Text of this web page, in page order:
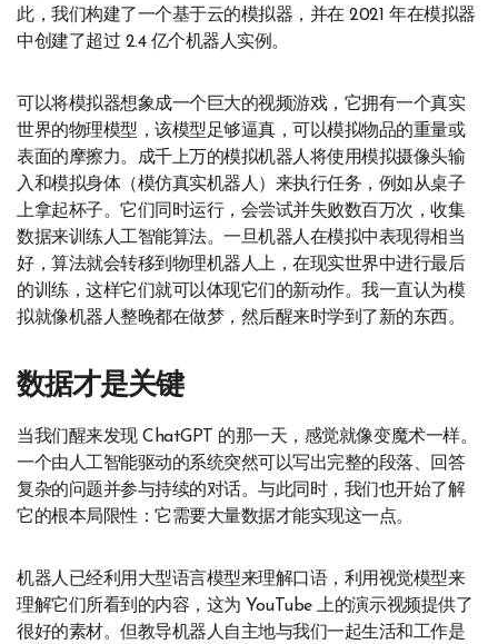
此，我们构建了一个基于云的模拟器，并在 2021 年在模拟器
中创建了超过 2.4 亿个机器人实例。
可以将模拟器想象成一个巨大的视频游戏，它拥有一个真实
世界的物理模型，该模型足够逼真，可以模拟物品的重量或
表面的摩擦力。成千上万的模拟机器人将使用模拟摄像头输
入和模拟身体（模仿真实机器人）来执行任务，例如从桌子
上拿起杯子。它们同时运行，会尝试并失败数百万次，收集
数据来训练人工智能算法。一旦机器人在模拟中表现得相当
好，算法就会转移到物理机器人上，在现实世界中进行最后
的训练，这样它们就可以体现它们的新动作。我一直认为模
拟就像机器人整晚都在做梦，然后醒来时学到了新的东西。
数据才是关键
当我们醒来发现 ChatGPT 的那一天，感觉就像变魔术一样。
一个由人工智能驱动的系统突然可以写出完整的段落、回答
复杂的问题并参与持续的对话。与此同时，我们也开始了解
它的根本局限性：它需要大量数据才能实现这一点。
机器人已经利用大型语言模型来理解口语，利用视觉模型来
理解它们所看到的内容，这为 YouTube 上的演示视频提供了
很好的素材。但教导机器人自主地与我们一起生活和工作是